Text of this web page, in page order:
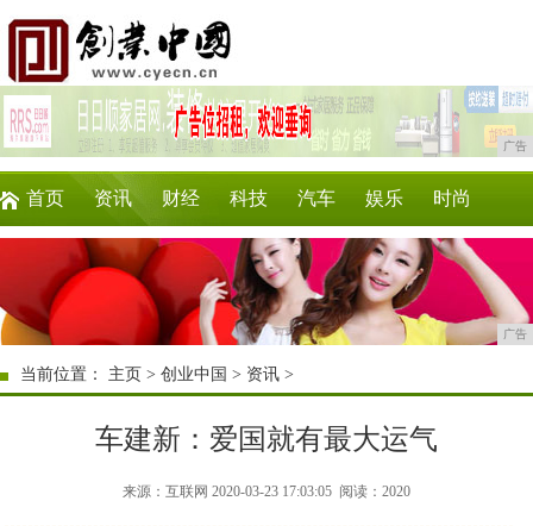
广告
首页 资讯 财经 科技 汽车 娱乐 时尚
游戏 美食 商讯 消费 购物
广告
当前位置： 主页 >创业中国 > 资讯 >
车建新：爱国就有最大运气
来源：互联网 2020-03-23 17:03:05 阅读：2020